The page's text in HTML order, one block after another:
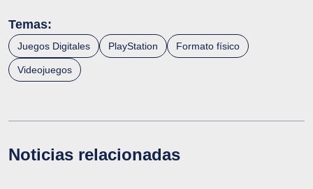
Temas:
Juegos Digitales PlayStation Formato físico
Videojuegos
Noticias relacionadas